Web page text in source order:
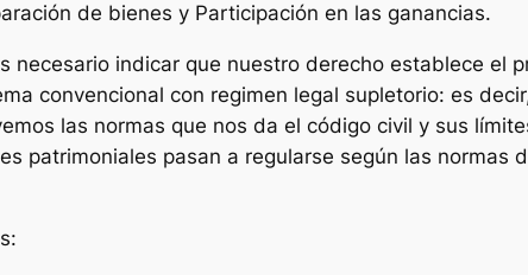
de bienes y Participación en las ganancias.
indicar que nuestro derecho establece el
convencional con regimen legal supletorio: es
las normas que nos da el código civil y sus
patrimoniales pasan a regularse según las normas